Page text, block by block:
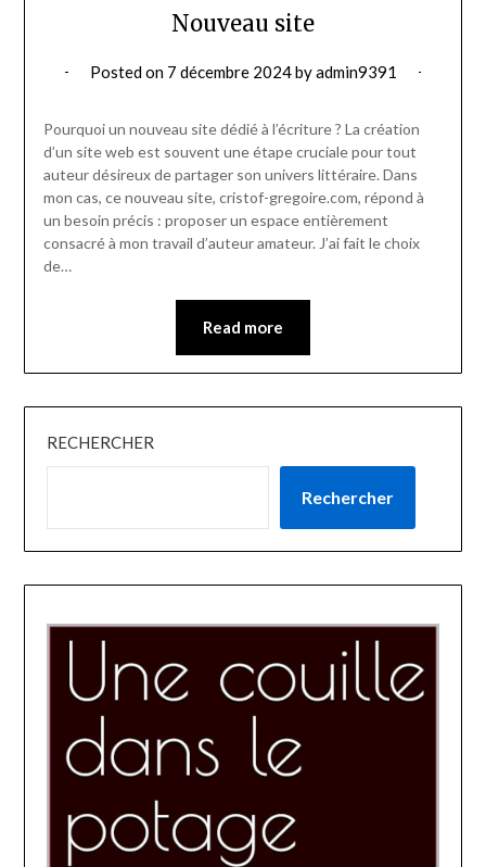
Nouveau site
Posted on 7 décembre 2024byadmin9391
Pourquoi un nouveau site dédié à l’écriture ? La création
d’un site web est souvent une étape cruciale pour tout
auteur désireux de partager son univers littéraire. Dans
mon cas, ce nouveau site, cristof-gregoire.com, répond à
un besoin précis : proposer un espace entièrement
consacré à mon travail d’auteur amateur. J’ai fait le choix
de…
Read more
RECHERCHER
Rechercher